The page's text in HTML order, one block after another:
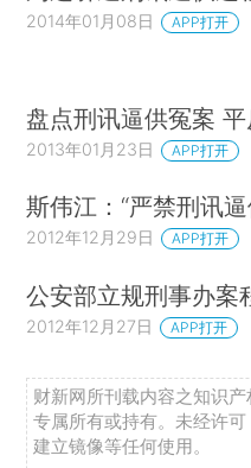
2014年01月08日 APP打开
盘点刑讯逼供冤案
2013年01月23日 APP打开
斯伟江：“严禁刑讯
2012年12月29日 APP打开
公安部立规刑事办案
2012年12月27日 APP打开
财新网所刊载内容之知识
专属所有或持有。未经许
建立镜像等任何使用。